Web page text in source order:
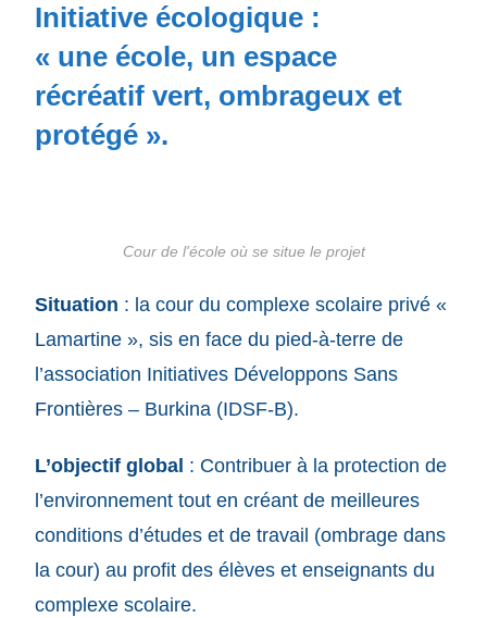
Initiative écologique :
« une école, un espace
récréatif vert, ombrageux et
protégé ».
Cour de l'école où se situe le projet
Situation : la cour du complexe scolaire privé «
Lamartine », sis en face du pied-à-terre de
l’association Initiatives Développons Sans
Frontières – Burkina (IDSF-B).
L’objectif global : Contribuer à la protection de
l’environnement tout en créant de meilleures
conditions d’études et de travail (ombrage dans
la cour) au profit des élèves et enseignants du
complexe scolaire.